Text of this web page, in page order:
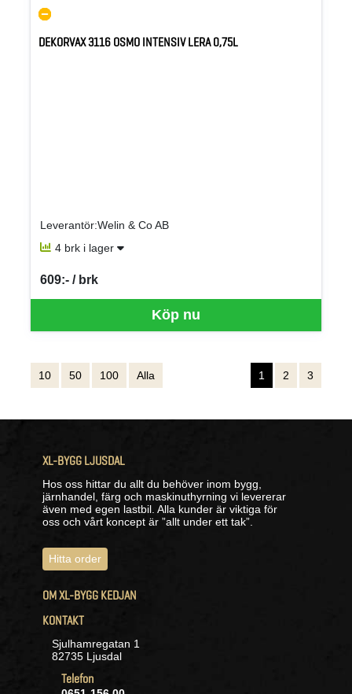
DEKORVAX 3116 OSMO INTENSIV LERA 0,75L
Leverantör:Welin & Co AB
4 brk i lager
Köp nu
609:- / brk
SEK per BRK
10 50 100 Alla 1 2 3
XL-BYGG LJUSDAL
Hos oss hittar du allt du behöver inom bygg,
järnhandel, färg och maskinuthyrning vi levererar
även med egen lastbil. Alla kunder är viktiga för
oss och vårt koncept är ”allt under ett tak”.
Hitta order
OM XL-BYGG KEDJAN
KONTAKT
Sjulhamregatan 1
82735 Ljusdal
Telefon